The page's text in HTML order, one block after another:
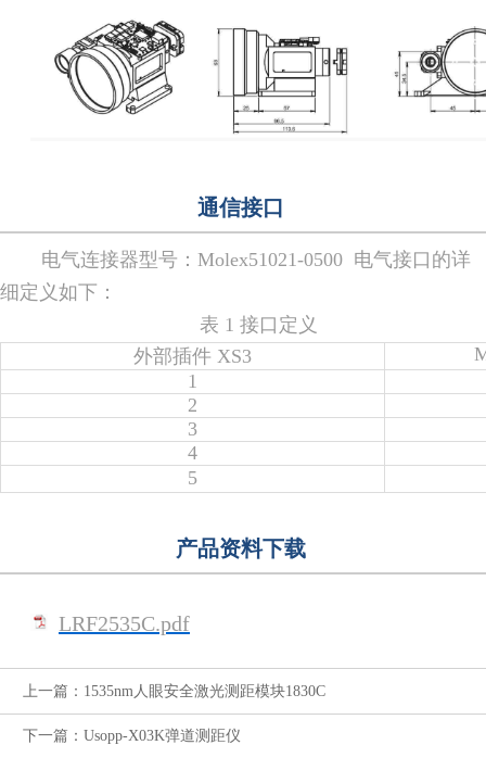
通信接口
电气连接器型号：Molex51021-0500 电气接口的详
细定义如下：
表 1 接口定义
外部插件 XS3
1
2
3
4
5
产品资料下载
LRF2535C.pdf
上一篇：1535nm人眼安全激光测距模块1830C
下一篇：Usopp-X03K弹道测距仪